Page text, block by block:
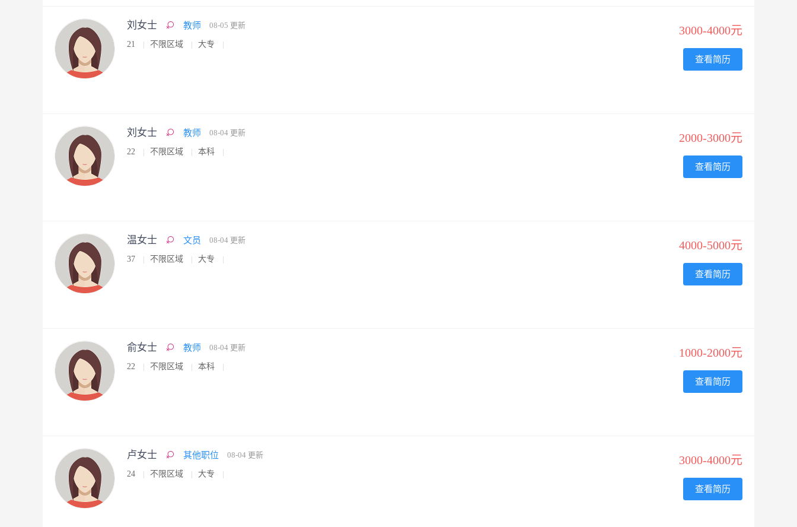
刘女士 教师 08-05 更新
21 不限区域 大专
3000-4000元
查看简历
刘女士 教师 08-04 更新
22 不限区域 本科
2000-3000元
查看简历
温女士 文员 08-04 更新
37 不限区域 大专
4000-5000元
查看简历
俞女士 教师 08-04 更新
22 不限区域 本科
1000-2000元
查看简历
卢女士 其他职位 08-04 更新
24 不限区域 大专
3000-4000元
查看简历